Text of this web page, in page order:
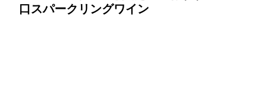
口スパークリングワイン